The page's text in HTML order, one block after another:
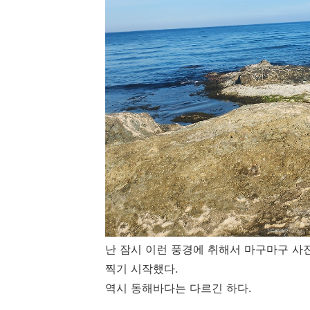
난 잠시 이런 풍경에 취해서 마구마구 사
찍기 시작했다.
역시 동해바다는 다르긴 하다.